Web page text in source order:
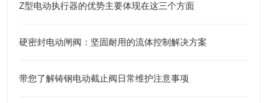
Z型电动执行器的优势主要体现在这三个方面
硬密封电动闸阀：坚固耐用的流体控制解决方案
带您了解铸钢电动截止阀日常维护注意事项